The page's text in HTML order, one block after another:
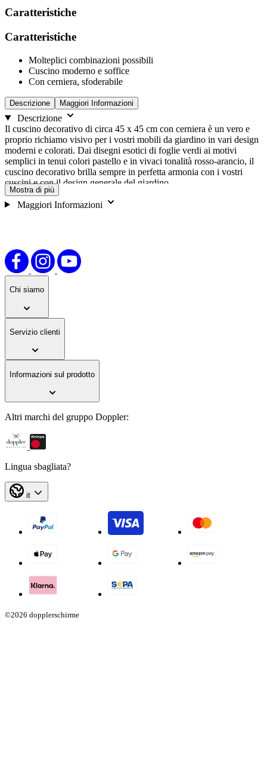
Caratteristiche
Caratteristiche
Molteplici combinazioni possibili
Cuscino moderno e soffice
Con cerniera, sfoderabile
Descrizione Maggiori Informazioni
Descrizione
Il cuscino decorativo di circa 45 x 45 cm con cerniera è un vero e
proprio richiamo visivo per i vostri mobili da giardino in vari design
moderni e colorati. Dai disegni esotici di foglie verdi ai motivi
semplici in tenui colori pastello e in vivaci tonalità rosso-arancio, il
cuscino decorativo brilla sempre in perfetta armonia con i vostri
cuscini e con il design generale del giardino.
Mostra di più
Maggiori Informazioni
Chi siamo
Servizio clienti
Informazioni sul prodotto
Altri marchi del gruppo Doppler:
Lingua sbagliata?
it
©2026 dopplerschirme